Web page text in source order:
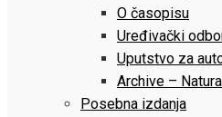
O časopisu
Uređivački
Uputstvo za
Archive –
Posebna izdanja